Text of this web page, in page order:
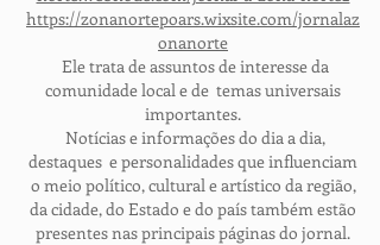
https://zonanortepoars.wixsite.com/jornalaz
onanorte
Ele trata de assuntos de interesse da
comunidade local e de temas universais
importantes.
Notícias e informações do dia a dia,
destaques e personalidades que influenciam
o meio político, cultural e artístico da região,
da cidade, do Estado e do país também estão
presentes nas principais páginas do jornal.